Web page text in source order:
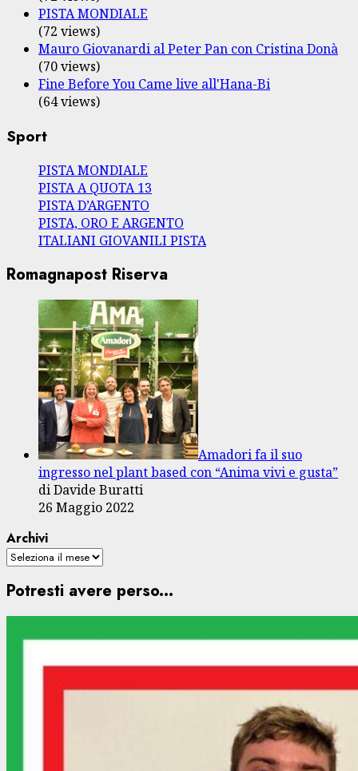
PISTA MONDIALE
(72 views)
Mauro Giovanardi al Peter Pan con Cristina Donà
(70 views)
Fine Before You Came live all'Hana-Bi
(64 views)
Sport
PISTA MONDIALE
PISTA A QUOTA 13
PISTA D’ARGENTO
PISTA, ORO E ARGENTO
ITALIANI GIOVANILI PISTA
Romagnapost Riserva
Amadori fa il suo
ingresso nel plant based con “Anima vivi e gusta”
di Davide Buratti
26 Maggio 2022
Archivi
Potresti avere perso...